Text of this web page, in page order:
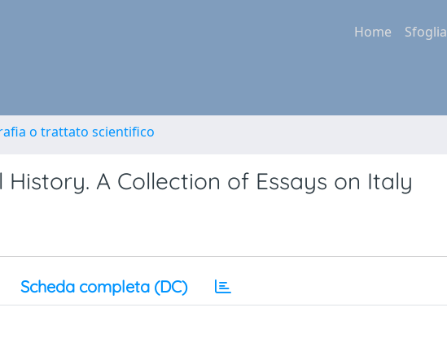
Home Sfoglia
o trattato scientifico
A Collection of Essays on Italy
Scheda completa (DC)